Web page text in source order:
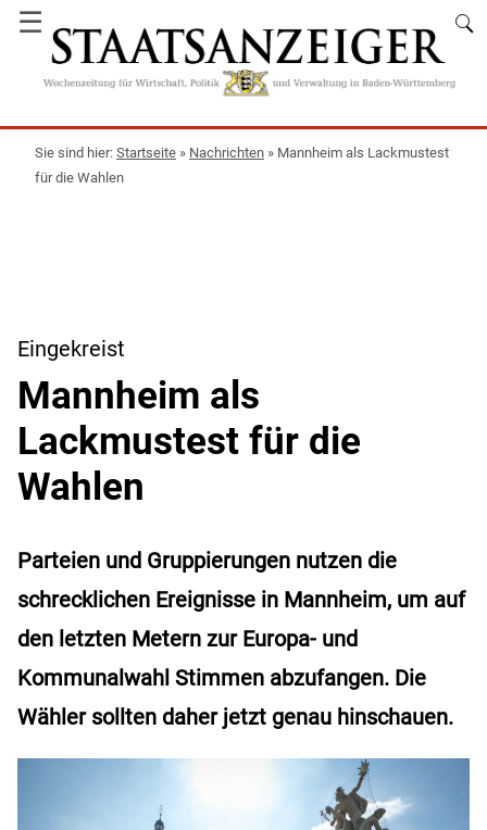
☰
Startseite » Nachrichten » Mannheim als Lackmustest
für die Wahlen
Eingekreist
Mannheim als
Lackmustest für die
Wahlen
Parteien und Gruppierungen nutzen die
schrecklichen Ereignisse in Mannheim, um auf
den letzten Metern zur Europa- und
Kommunalwahl Stimmen abzufangen. Die
Wähler sollten daher jetzt genau hinschauen.